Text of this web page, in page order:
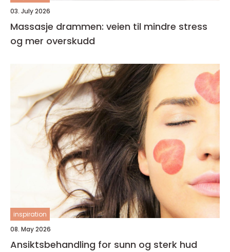
03. July 2026
Massasje drammen: veien til mindre stress
og mer overskudd
inspiration
08. May 2026
Ansiktsbehandling for sunn og sterk hud